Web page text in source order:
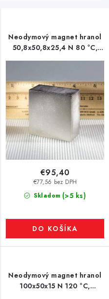
Neodymový magnet hranol
50,8x50,8x25,4 N 80 °C,
VMM6-N40
Skladom (>5 ks)
€77,56 bez DPH
€95,40
DO KOŠÍKA
Neodymový magnet hranol
100x50x15 N 120 °C,